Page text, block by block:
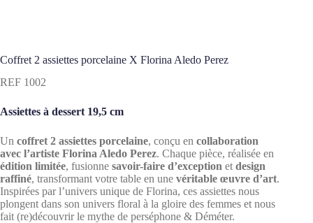
Coffret 2 assiettes porcelaine X Florina Aledo Perez
REF 1002
Assiettes à dessert 19,5 cm
Un coffret 2 assiettes porcelaine, conçu en collaboration
avec l’artiste Florina Aledo Perez. Chaque pièce, réalisée en
édition limitée, fusionne savoir-faire d’exception et design
raffiné, transformant votre table en une véritable œuvre d’art.
Inspirées par l’univers unique de Florina, ces assiettes nous
plongent dans son univers floral à la gloire des femmes et nous
fait (re)découvrir le mythe de perséphone & Déméter.